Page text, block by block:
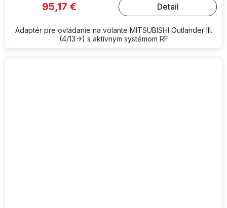
95,17 € Detail
Adaptér pre ovládanie na volante MITSUBISHI Outlander III.
(4/13->) s aktívnym systémom RF